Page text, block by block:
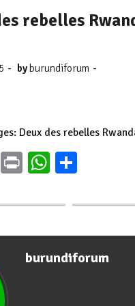
rebelles
- by burundiforum -
Deux des rebelles
EmailPrintWhatsApp
et “triade
burundiforum